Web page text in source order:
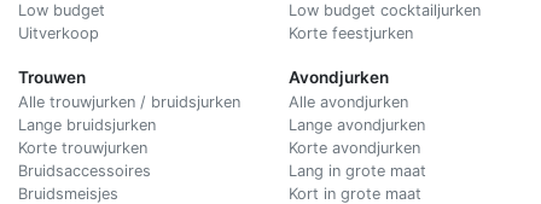
Low budget
Uitverkoop
Trouwen
Alle trouwjurken / bruidsjurken
Lange bruidsjurken
Korte trouwjurken
Bruidsaccessoires
Bruidsmeisjes
Low budget cocktailjurken
Korte feestjurken
Avondjurken
Alle avondjurken
Lange avondjurken
Korte avondjurken
Lang in grote maat
Kort in grote maat